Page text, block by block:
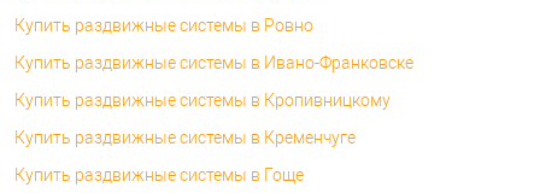
Купить раздвижные системы в Ровно
Купить раздвижные системы в Ивано-Франковске
Купить раздвижные системы в Кропивницкому
Купить раздвижные системы в Кременчуге
Купить раздвижные системы в Гоще